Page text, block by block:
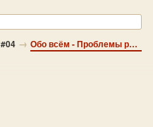
#04 → Обо всём - Проблемы рынка ПО для Спектрума. Кто виноват и что делать?